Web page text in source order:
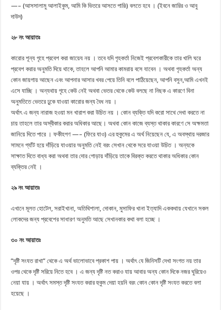
—– (আসসালামু আলাইকুম, আমি কি ভিতরে আসতে পারি৷) বলতে হবে । (ইবনে জারির ও আবু
দাউদ)
২৮ নং আয়াতঃ
কারোর শূন্য গৃহে প্রবেশ করা জায়েয নয় । তবে যদি গৃহকর্তা নিজেই প্রবেশকারীকে তার খালি ঘরে
প্রবেশ করার অনুমতি দিয়ে থাকে, তাহলে আপনি আমার কামরায় বসে যাবেন । অথবা গৃহকর্তা অন্য
কোন জায়গায় আছেন এবং আপনার আসার খবর পেয়ে তিনি বলে পাঠিয়েছেন, আপনি বসুন,আমি এখনই
এসে যাচ্ছি । অন্যথায় গৃহে কেউ নেই অথবা ভেতর থেকে কেউ বলছে না নিছক এ কারণে বিনা
অনুমতিতে ভেতরে ঢুকে যাওয়া কারোর জন্য বৈধ নয় ।
অর্থাৎ এ জন্য নারাজ হওয়া মন খারাপ করা উচিত নয় । কোন ব্যক্তি যদি করো সাথে দেখা করতে না
চায় তাহলে তার অস্বীকার করার অধিকার আছে। অথবা কোন কাজে ব্যস্ত থাকার কারণে সে অক্ষমতা
জানিয়ে দিতে পারে । ফকীহগণ —– (ফিরে যাও) এর হুকুমের এ অর্থ নিয়েছেন যে, এ অবস্থায় দরজার
সামনে গ্যাঁট হয়ে দাঁড়িয়ে যাওয়ার অনুমতি নেই বরং সেখান থেকে সরে যাওয়া উচিত । অন্যকে
সাক্ষাত দিতে বাধ্য করা অথবা তার দোর গোড়ায় দাঁড়িয়ে তাকে বিরক্ত করতে থাকার অধিকার কোন
ব্যক্তির নেই ।
২৯ নং আয়াতঃ
এখানে মূলত হোটেল, সরাইখানা, অতিথিশালা, দোকান, মুসাফির খানা ইত্যাদি এককথায় যেখানে সকল
লোকদের জন্য প্রবেশের সাধারণ অনুমতি আছে সেখানকার কথা বলা হচ্ছে ।
৩০ নং আয়াতঃ
”দৃষ্টি সংযত রাখা” থেকে এ অর্থ ভালোভাবে প্রকাশ পায় । অর্থাৎ যে জিনিসটি দেখা সংগত নয় তার
ওপর থেকে দৃষ্টি সরিয়ে নিতে হবে । এ জন্য দৃষ্টি নত করাও যায় আবার অন্য কোন দিকে নজর ঘুরিয়েও
নেয়া যায় । অর্থাৎ সমস্ত দৃষ্টি সংযত করার হুকুম দেয়া হয়নি বরং কোন কোন দৃষ্টি সংযত করতে বলা
হয়েছে ।